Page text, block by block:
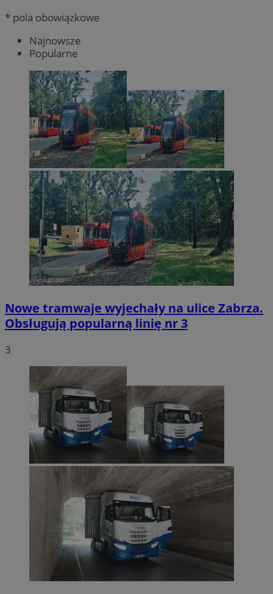
* pola obowiązkowe
Najnowsze
Popularne
Nowe tramwaje wyjechały na ulice Zabrza.
Obsługują popularną linię nr 3
3